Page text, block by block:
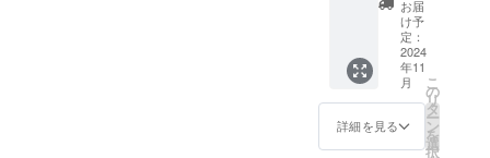
を避け
常温で
保存し
てくだ
さい。
・賞味
未定で
すが、
項：支
援時、
備考欄
に希望
される
法人名
もしく
はお名
す。 ・
掲載期
間：
2024年
10月1
日〜
2029年
9月30日
HPスポ
ンサー
欄&サウ
ナ内へ
の記名
板に支
援者様
の法人
お届
け予
定：
2024
年11
月
詳細を見る
こ
の
リ
タ
ー
ン
を
選
択